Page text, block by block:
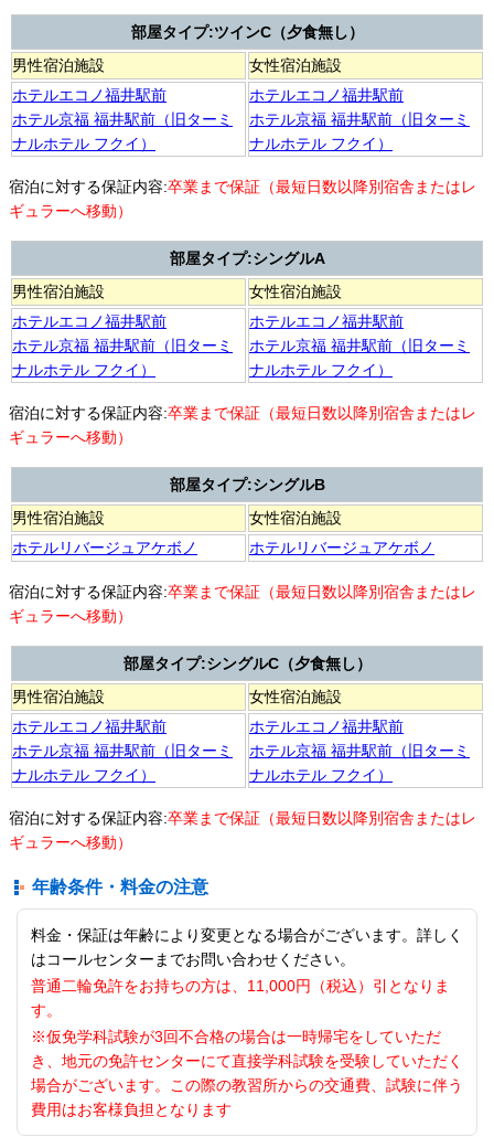
部屋タイプ:ツインC（夕食無し）
男性宿泊施設
女性宿泊施設
ホテルエコノ福井駅前
ホテル京福 福井駅前（旧ターミ
ナルホテル フクイ）
ホテルエコノ福井駅前
ホテル京福 福井駅前（旧ターミ
ナルホテル フクイ）
宿泊に対する保証内容:卒業まで保証（最短日数以降別宿舎またはレ
ギュラーへ移動）
部屋タイプ:シングルA
男性宿泊施設
女性宿泊施設
ホテルエコノ福井駅前
ホテル京福 福井駅前（旧ターミ
ナルホテル フクイ）
ホテルエコノ福井駅前
ホテル京福 福井駅前（旧ターミ
ナルホテル フクイ）
宿泊に対する保証内容:卒業まで保証（最短日数以降別宿舎またはレ
ギュラーへ移動）
部屋タイプ:シングルB
男性宿泊施設
女性宿泊施設
ホテルリバージュアケボノ
ホテルリバージュアケボノ
宿泊に対する保証内容:卒業まで保証（最短日数以降別宿舎またはレ
ギュラーへ移動）
部屋タイプ:シングルC（夕食無し）
男性宿泊施設
女性宿泊施設
ホテルエコノ福井駅前
ホテル京福 福井駅前（旧ターミ
ナルホテル フクイ）
ホテルエコノ福井駅前
ホテル京福 福井駅前（旧ターミ
ナルホテル フクイ）
宿泊に対する保証内容:卒業まで保証（最短日数以降別宿舎またはレ
ギュラーへ移動）
年齢条件・料金の注意
料金・保証は年齢により変更となる場合がございます。詳しく
はコールセンターまでお問い合わせください。
普通二輪免許をお持ちの方は、11,000円（税込）引となりま
す。
※仮免学科試験が3回不合格の場合は一時帰宅をしていただ
き、地元の免許センターにて直接学科試験を受験していただく
場合がございます。この際の教習所からの交通費、試験に伴う
費用はお客様負担となります